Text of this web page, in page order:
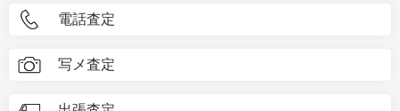
電話査定
写メ査定